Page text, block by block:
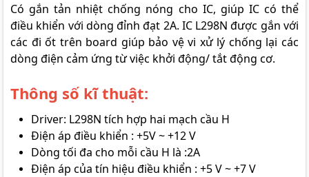
Có gắn tản nhiệt chống nóng cho IC, giúp IC có thể
điều khiển với dòng đỉnh đạt 2A. IC L298N được gắn với
các đi ốt trên board giúp bảo vệ vi xử lý chống lại các
dòng điện cảm ứng từ việc khởi động/ tắt động cơ.
Thông số kĩ thuật:
Driver: L298N tích hợp hai mạch cầu H
Điện áp điều khiển : +5V ~ +12 V
Dòng tối đa cho mỗi cầu H là :2A
Điện áp của tín hiệu điều khiển : +5 V ~ +7 V